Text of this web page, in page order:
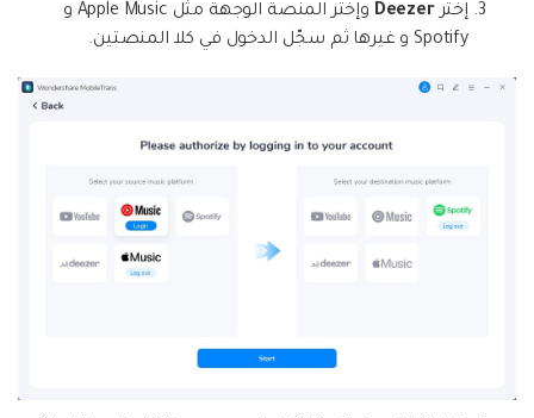
إخترDeezer
وإختر المنصة الوجهة مثل Apple Music و
Spotify و غيرها ثم سجّل الدخول في كلا المنصتين.